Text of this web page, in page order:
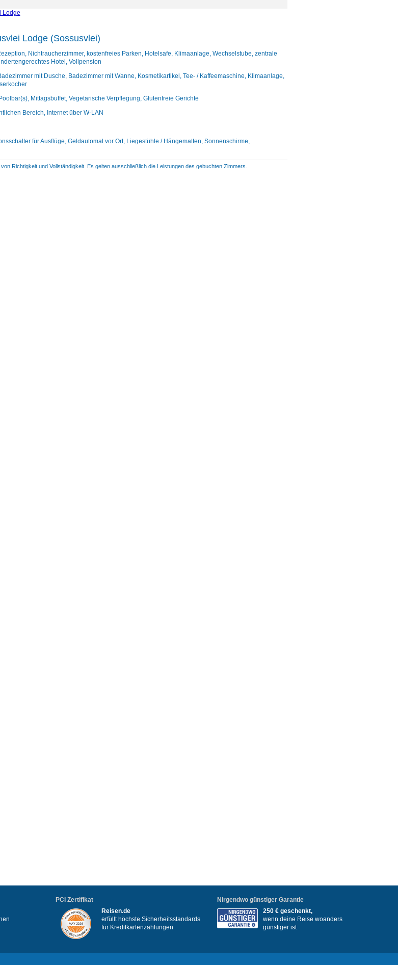
Lodge
Lodge (Sossusvlei)
Nichtraucherzimmer, kostenfreies Parken, Hotelsafe, Klimaanlage, Wechselstube, zentrale
Hotel, Vollpension
mit Dusche, Badezimmer mit Wanne, Kosmetikartikel, Tee- / Kaffeemaschine, Klimaanlage,
Mittagsbuffet, Vegetarische Verpflegung, Glutenfreie Gerichte
Bereich, Internet über W-LAN
für Ausflüge, Geldautomat vor Ort, Liegestühle / Hängematten, Sonnenschirme,
Richtigkeit und Vollständigkeit. Es gelten ausschließlich die Leistungen des gebuchten Zimmers.
PCI Zertifikat
Reisen.de
erfüllt höchste Sicherheitsstandards
für Kreditkartenzahlungen
Nirgendwo günstiger Garantie
250 € geschenkt,
wenn deine Reise woanders
günstiger ist